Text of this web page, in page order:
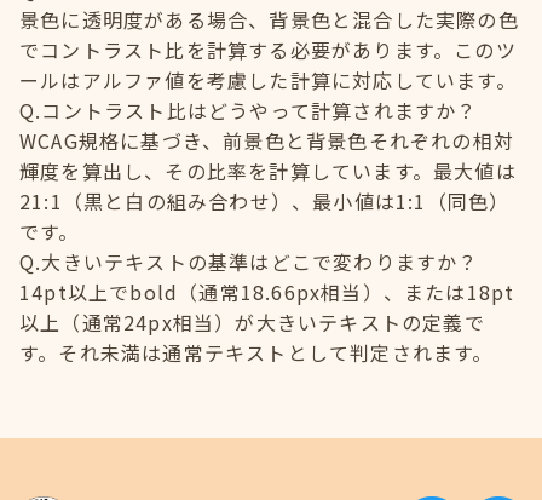
景色に透明度がある場合、背景色と混合した実際の色
でコントラスト比を計算する必要があります。このツ
ールはアルファ値を考慮した計算に対応しています。
Q.コントラスト比はどうやって計算されますか？
WCAG規格に基づき、前景色と背景色それぞれの相対
輝度を算出し、その比率を計算しています。最大値は
21:1（黒と白の組み合わせ）、最小値は1:1（同色）
です。
Q.大きいテキストの基準はどこで変わりますか？
14pt以上でbold（通常18.66px相当）、または18pt
以上（通常24px相当）が大きいテキストの定義で
す。それ未満は通常テキストとして判定されます。